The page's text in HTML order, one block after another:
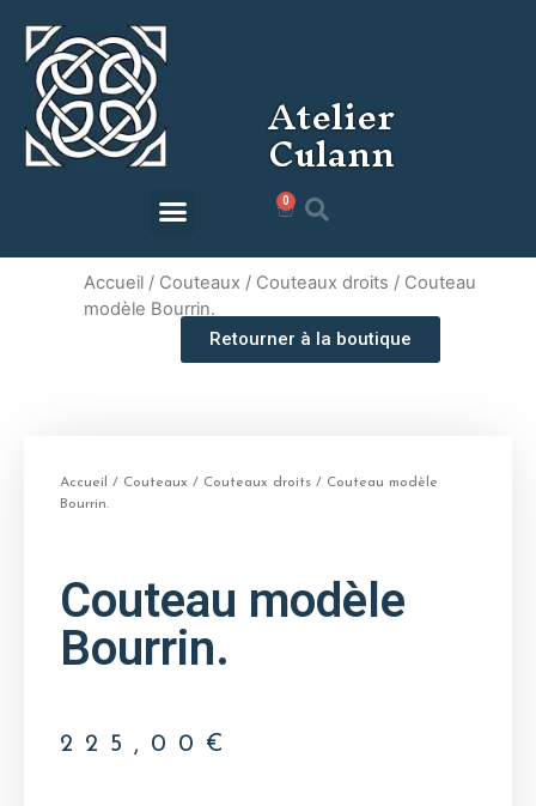
Atelier
Culann
0
Accueil / Couteaux / Couteaux droits / Couteau
modèle Bourrin.
Retourner à la boutique
Accueil / Couteaux / Couteaux droits / Couteau modèle
Bourrin.
Couteau modèle
Bourrin.
225,00 €